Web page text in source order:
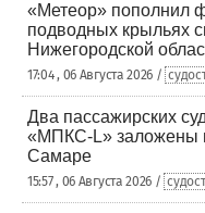
«Метеор» пополнил
подводных крыльях
Нижегородской
17:04 , 06 Августа 2026 /
Два пассажирских
«МПКС-L» заложены
Самаре
15:57 , 06 Августа 2026 /